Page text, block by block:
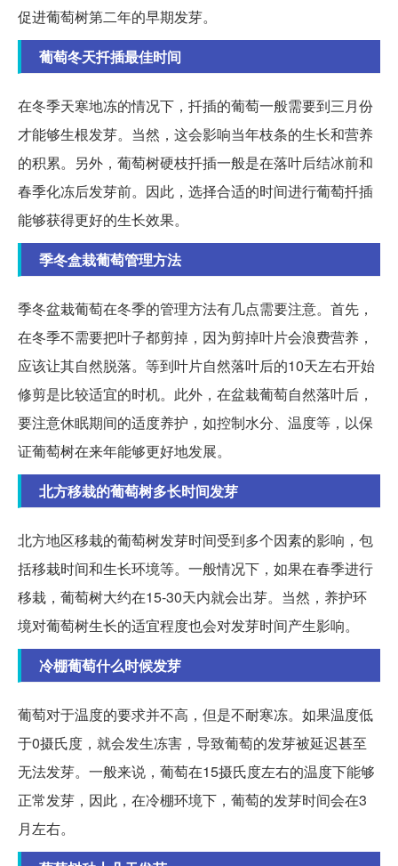
促进葡萄树第二年的早期发芽。
葡萄冬天扦插最佳时间
在冬季天寒地冻的情况下，扦插的葡萄一般需要到三月份
才能够生根发芽。当然，这会影响当年枝条的生长和营养
的积累。另外，葡萄树硬枝扦插一般是在落叶后结冰前和
春季化冻后发芽前。因此，选择合适的时间进行葡萄扦插
能够获得更好的生长效果。
季冬盒栽葡萄管理方法
季冬盆栽葡萄在冬季的管理方法有几点需要注意。首先，
在冬季不需要把叶子都剪掉，因为剪掉叶片会浪费营养，
应该让其自然脱落。等到叶片自然落叶后的10天左右开始
修剪是比较适宜的时机。此外，在盆栽葡萄自然落叶后，
要注意休眠期间的适度养护，如控制水分、温度等，以保
证葡萄树在来年能够更好地发展。
北方移栽的葡萄树多长时间发芽
北方地区移栽的葡萄树发芽时间受到多个因素的影响，包
括移栽时间和生长环境等。一般情况下，如果在春季进行
移栽，葡萄树大约在15-30天内就会出芽。当然，养护环
境对葡萄树生长的适宜程度也会对发芽时间产生影响。
冷棚葡萄什么时候发芽
葡萄对于温度的要求并不高，但是不耐寒冻。如果温度低
于0摄氏度，就会发生冻害，导致葡萄的发芽被延迟甚至
无法发芽。一般来说，葡萄在15摄氏度左右的温度下能够
正常发芽，因此，在冷棚环境下，葡萄的发芽时间会在3
月左右。